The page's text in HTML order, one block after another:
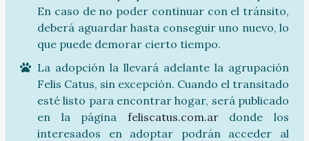
En caso de no poder continuar con el tránsito,
deberá aguardar hasta conseguir uno nuevo, lo
que puede demorar cierto tiempo.
La adopción la llevará adelante la agrupación
Felis Catus, sin excepción. Cuando el transitado
esté listo para encontrar hogar, será publicado
en la página feliscatus.com.ardonde los
interesados en adoptar podrán acceder al